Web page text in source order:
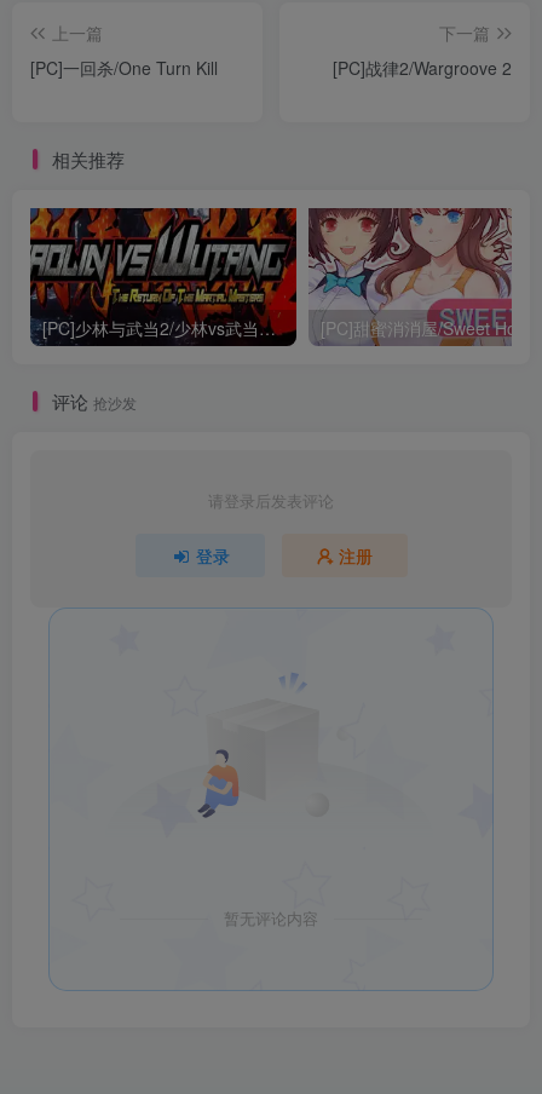
上一篇
[PC]一回杀/One Turn Kill
下一篇
[PC]战律2/Wargroove 2
相关推荐
[PC]少林与武当2/少林vs武当2/Shaolin vs Wutang 2 [PC]甜蜜消消屋/Sweet
评论 抢沙发
请登录后发表评论
登录 注册
暂无评论内容